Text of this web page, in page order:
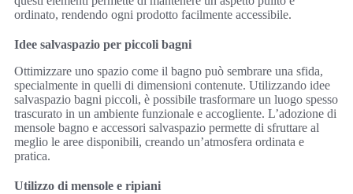
ordinato, rendendo ogni prodotto facilmente accessibile.
Idee salvaspazio per piccoli bagni
Ottimizzare uno spazio come il bagno può sembrare una sfida,
specialmente in quelli di dimensioni contenute. Utilizzando idee
salvaspazio bagni piccoli, è possibile trasformare un luogo spesso
trascurato in un ambiente funzionale e accogliente. L’adozione di
mensole bagno e accessori salvaspazio permette di sfruttare al
meglio le aree disponibili, creando un’atmosfera ordinata e
pratica.
Utilizzo di mensole e ripiani